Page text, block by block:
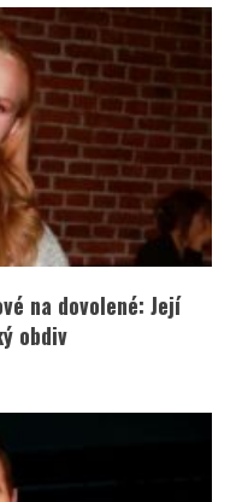
na dovolené: Její
obdiv